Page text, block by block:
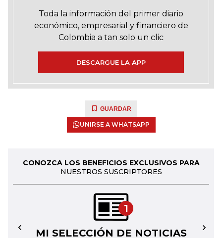
Toda la información del primer diario
económico, empresarial y financiero de
Colombia a tan solo un clic
DESCARGUE LA APP
GUARDAR
UNIRSE A WHATSAPP
CONOZCA LOS BENEFICIOS EXCLUSIVOS PARA
NUESTROS SUSCRIPTORES
1
MI SELECCIÓN DE NOTICIAS
← →